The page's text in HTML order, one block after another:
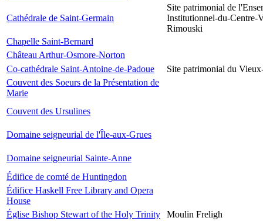
Cathédrale de Saint-Germain
Site patrimonial de
Institutionnel-du-Centre-
Rimouski
Chapelle Saint-Bernard
Château Arthur-Osmore-Norton
Co-cathédrale Saint-Antoine-de-Padoue
Site patrimonial du
Couvent des Soeurs de la Présentation de
Marie
Couvent des Ursulines
Domaine seigneurial de l'Île-aux-Grues
Domaine seigneurial Sainte-Anne
Édifice de comté de Huntingdon
Édifice Haskell Free Library and Opera
House
Église Bishop Stewart of the Holy Trinity
Moulin Freligh